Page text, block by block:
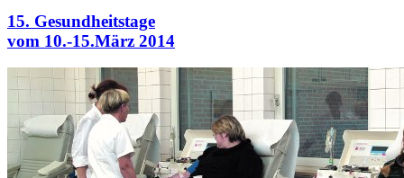
15. Gesundheitstage
vom 10.-15.März 2014